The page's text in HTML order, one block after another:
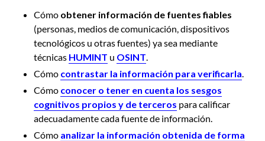
Cómo obtener información de fuentes fiables
(personas, medios de comunicación, dispositivos
tecnológicos u otras fuentes) ya sea mediante
técnicas HUMINT u OSINT
Cómo contrastar la información para verificarla
Cómo conocer o tener en cuenta los sesgos
cognitivos propios y de terceros para calificar
adecuadamente cada fuente de información.
Cómo analizar la información obtenida de forma